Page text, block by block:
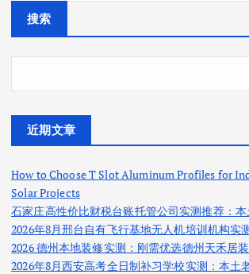
搜索
近期文章
How to Choose T Slot Aluminum Profiles for
Solar Projects
石家庄高性价比财税台账托管公司实测推荐：
2026年8月邢台自有飞行基地无人机培训机构实
2026 德州本地装修实测：刚需优选德州天禾居
2026年8月西安高考全日制补习学校实测：本土